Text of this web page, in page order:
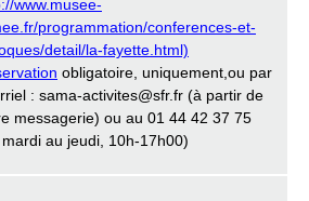
www.musee-
programmation/conferences-et-
detail/la-fayette.html)
obligatoire, uniquement,ou par
: sama-activites@sfr.fr (à partir de
messagerie) ou au 01 44 42 37 75
au jeudi, 10h-17h00)